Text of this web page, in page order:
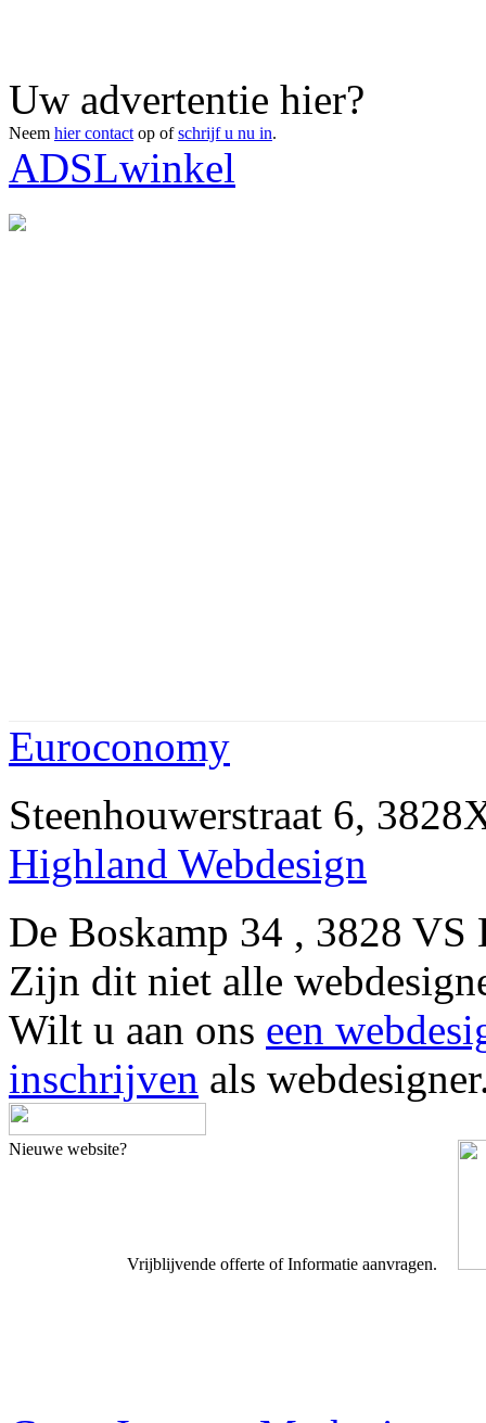
Uw advertentie hier?
Neem hier contact op ofschrijf u nu in.
ADSLwinkel
Euroconomy
Steenhouwerstraat 6,
Highland Webdesign
De Boskamp 34 , 3828
Zijn dit niet alle
Wilt u aan ons een
inschrijven als
Nieuwe website?
Vrijblijvende offerte of Informatie aanvragen.